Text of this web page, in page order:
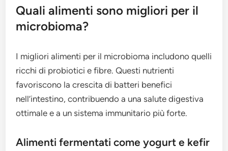
Quali alimenti sono migliori per il
microbioma?
I migliori alimenti per il microbioma includono quelli
ricchi di probiotici e fibre. Questi nutrienti
favoriscono la crescita di batteri benefici
nell’intestino, contribuendo a una salute digestiva
ottimale e a un sistema immunitario più forte.
Alimenti fermentati come yogurt e kefir